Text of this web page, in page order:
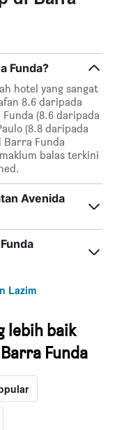
Funda?
hotel yang sangat
8.6 daripada
(8.6 daripada
(8.8 daripada
Barra Funda
balas terkini
Avenida
Lazim
lebih baik
Funda